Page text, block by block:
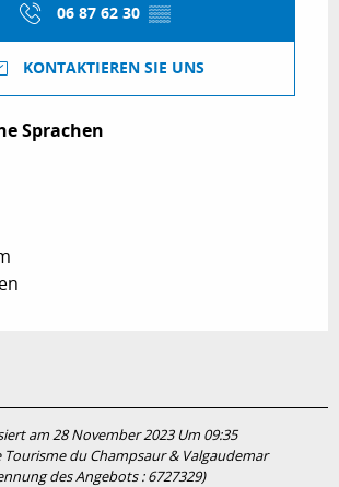
06 87 62 30 ▒▒
KONTAKTIEREN SIE UNS
Sprachen
Sprachen
am 28 November 2023 Um 09:35
Tourisme du Champsaur & Valgaudemar
des Angebots :6727329)